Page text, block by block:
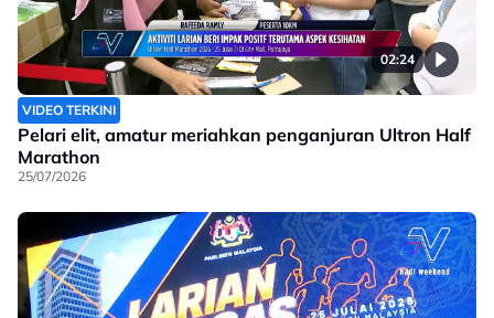
02:24
VIDEO TERKINI
Pelari elit, amatur meriahkan penganjuran Ultron Half
Marathon
25/07/2026